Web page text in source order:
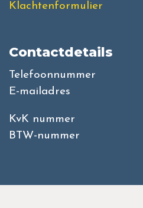
Klachtenformulier
Contactdetails
Telefoonnummer
E-mailadres
KvK nummer
BTW-nummer